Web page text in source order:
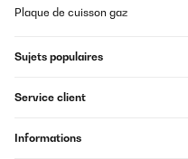
Plaque de cuisson gaz
Sujets populaires
Service client
Informations